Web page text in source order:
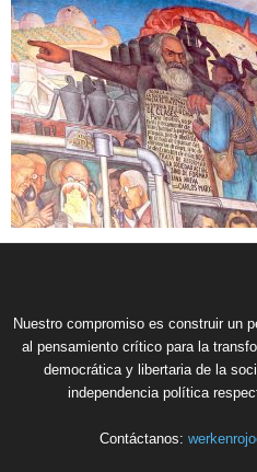
Nuestro compromiso es construir un
al pensamiento crítico para la
democrática y libertaria de la
independencia política
Contáctanos: